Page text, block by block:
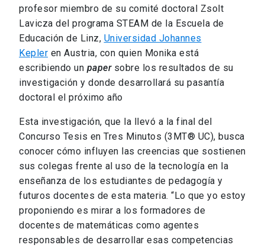
profesor miembro de su comité doctoral Zsolt
Lavicza del programa STEAM de la Escuela de
Educación de Linz, Universidad Johannes
Kepler en Austria, con quien Monika está
escribiendo un papersobre los resultados de su
investigación y donde desarrollará su pasantía
doctoral el próximo año
Esta investigación, que la llevó a la final del
Concurso Tesis en Tres Minutos (3MT®️ UC), busca
conocer cómo influyen las creencias que sostienen
sus colegas frente al uso de la tecnología en la
enseñanza de los estudiantes de pedagogía y
futuros docentes de esta materia. “Lo que yo estoy
proponiendo es mirar a los formadores de
docentes de matemáticas como agentes
responsables de desarrollar esas competencias